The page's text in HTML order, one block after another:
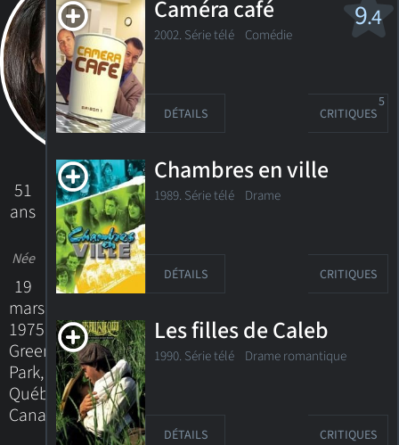
51
ans
Née
19
mars
1975
Greenfield
Park,
Québec,
Canada
9.4
Caméra café
2002. Série télé Comédie
DÉTAILS CRITIQUES
5
Chambres en ville
1989. Série télé Drame
DÉTAILS CRITIQUES
Les filles de Caleb
1990. Série télé Drame romantique
DÉTAILS CRITIQUES